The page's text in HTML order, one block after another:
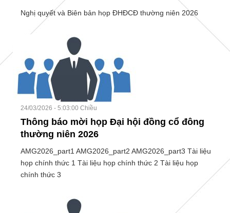
Nghị quyết và Biên bản họp ĐHĐCĐ thường niên 2026
24/03/2026 - 5:03:00 Chiều
Thông báo mời họp Đại hội đồng cổ đông
thường niên 2026
AMG2026_part1 AMG2026_part2 AMG2026_part3 Tài liệu
họp chính thức 1 Tài liệu họp chính thức 2 Tài liệu họp
chính thức 3